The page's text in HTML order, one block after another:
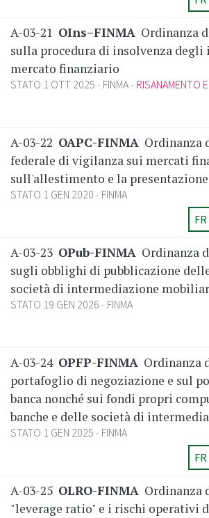
A-03-21 OIns–FINMA Ordinanza
sulla procedura di insolvenza
mercato finanziario
STATO 1 OTT 2025 FINMA RISANAMENTO
A-03-22 OAPC-FINMA Ordinanza
federale di vigilanza sui mercati
sull'allestimento e la
STATO 1 GEN 2020
FINMA
FR
A-03-23 OPub-FINMA Ordinanza
sugli obblighi di pubblicazione
società di intermediazione
STATO 19 GEN 2026
FINMA
A-03-24 OPFP-FINMA Ordinanza
portafoglio di negoziazione e sul
banca nonché sui fondi propri
banche e delle società di
STATO 1 GEN 2025
FINMA
FR
A-03-25 OLRO-FINMA Ordinanza
"leverage ratio" e i rischi operativi